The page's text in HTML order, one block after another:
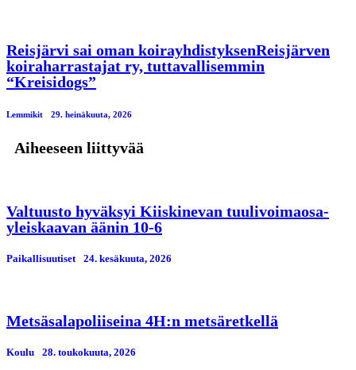
Reisjärvi sai oman koirayhdistyksenReisjärven
koiraharrastajat ry, tuttavallisemmin
“Kreisidogs”
Lemmikit 29. heinäkuuta, 2026
Aiheeseen liittyvää
Valtuusto hyväksyi Kiiskinevan tuulivoimaosa-
yleiskaavan äänin 10-6
Paikallisuutiset 24. kesäkuuta, 2026
Metsäsalapoliiseina 4H:n metsäretkellä
Koulu 28. toukokuuta, 2026